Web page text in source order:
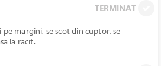
TERMINAT
margini, se scot din cuptor, se
la racit.